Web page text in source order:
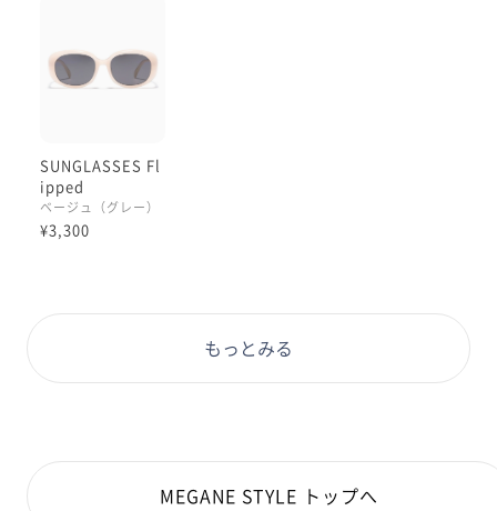
SUNGLASSES Fl
ipped
ベージュ（グレー）
¥3,300
もっとみる
MEGANE STYLE トップへ